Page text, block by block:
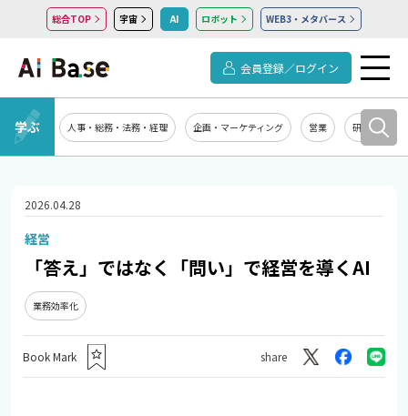
総合TOP 宇宙 AI ロボット WEB3・メタバース
会員登録／ログイン
学ぶ 人事・総務・法務・経理 企画・マーケティング 営業 研究開発
2026.04.28
経営
「答え」ではなく「問い」で経営を導くAI
業務効率化
Book Mark share